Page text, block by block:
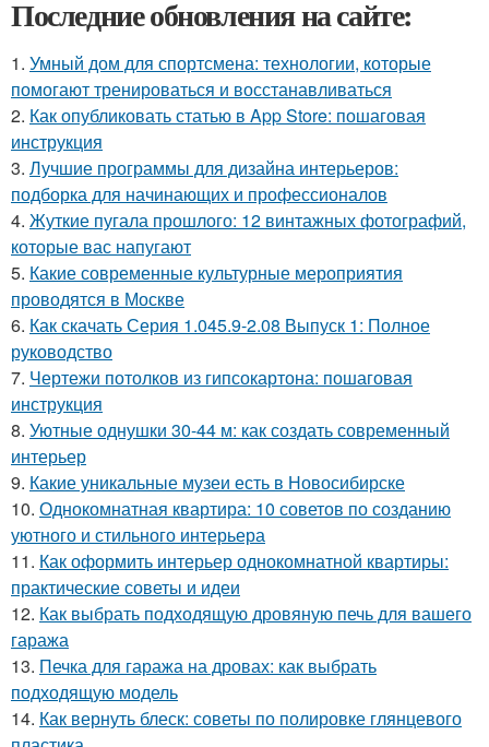
Последние обновления на сайте:
1. Умный дом для спортсмена: технологии, которые
помогают тренироваться и восстанавливаться
2. Как опубликовать статью в App Store: пошаговая
инструкция
3. Лучшие программы для дизайна интерьеров:
подборка для начинающих и профессионалов
4. Жуткие пугала прошлого: 12 винтажных фотографий,
которые вас напугают
5. Какие современные культурные мероприятия
проводятся в Москве
6. Как скачать Серия 1.045.9-2.08 Выпуск 1: Полное
руководство
7. Чертежи потолков из гипсокартона: пошаговая
инструкция
8. Уютные однушки 30-44 м: как создать современный
интерьер
9. Какие уникальные музеи есть в Новосибирске
10. Однокомнатная квартира: 10 советов по созданию
уютного и стильного интерьера
11. Как оформить интерьер однокомнатной квартиры:
практические советы и идеи
12. Как выбрать подходящую дровяную печь для вашего
гаража
13. Печка для гаража на дровах: как выбрать
подходящую модель
14. Как вернуть блеск: советы по полировке глянцевого